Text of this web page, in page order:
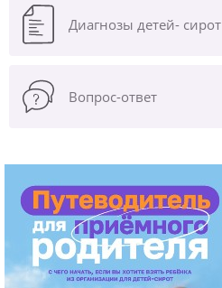
Диагнозы детей- сирот
Вопрос-ответ